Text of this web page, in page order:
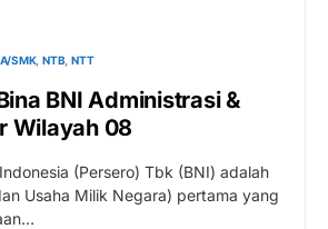
SMK NTB NTT
BNI Administrasi &
Wilayah 08
(Persero) Tbk (BNI) adalah
Usaha Milik Negara) pertama yang